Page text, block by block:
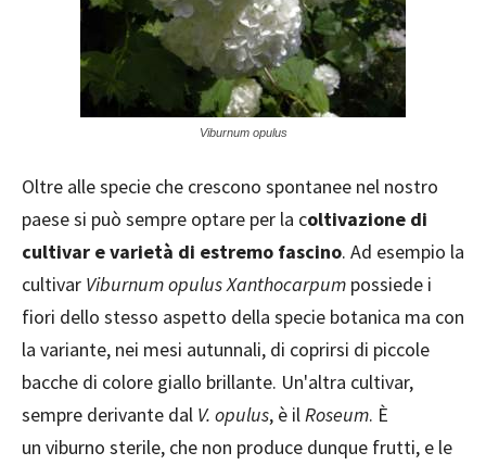
Viburnum opulus
Oltre alle specie che crescono spontanee nel nostro
paese si può sempre optare per la coltivazione di
cultivar e varietà di estremo fascino. Ad esempio la
cultivar Viburnum opulus Xanthocarpum possiede i
fiori dello stesso aspetto della specie botanica ma con
la variante, nei mesi autunnali, di coprirsi di piccole
bacche di colore giallo brillante. Un'altra cultivar,
sempre derivante dal V. opulus, è ilRoseum. È
un viburno sterile, che non produce dunque frutti, e le